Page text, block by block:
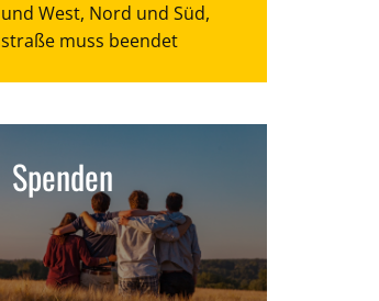
West, Nord und Süd,
muss beendet
Spenden